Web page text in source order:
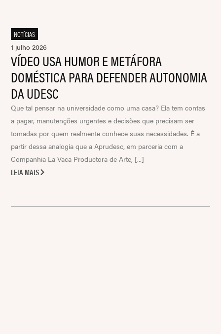
NOTÍCIAS
1 julho 2026
VÍDEO USA HUMOR E METÁFORA
DOMÉSTICA PARA DEFENDER AUTONOMIA
DA UDESC
Que tal pensar na universidade como uma casa? Ela tem contas
a pagar, manutenções urgentes e decisões que precisam ser
tomadas por quem realmente conhece suas necessidades. É a
partir dessa analogia que a Aprudesc, em parceria com a
Companhia La Vaca Productora de Arte, [...]
LEIA MAIS